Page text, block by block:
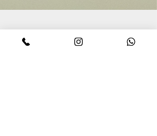
על מיקה פודארט
יוצאים לאכול